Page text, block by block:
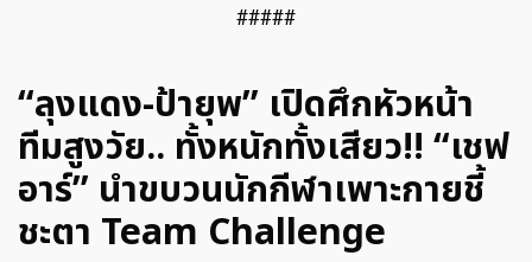
#####
“ลุงแดง-ป้ายุพ” เปิดศึกหัวหน้า
ทีมสูงวัย.. ทั้งหนักทั้งเสียว!! “เชฟ
อาร์” นำขบวนนักกีฬาเพาะกายชี้
ชะตา Team Challenge